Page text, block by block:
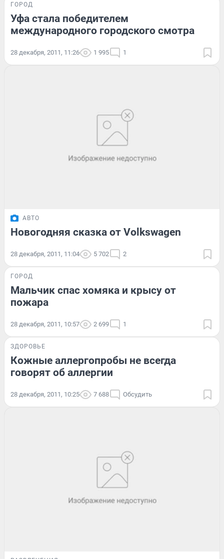
ГОРОД
Уфа стала победителем
международного городского смотра
28 декабря, 2011, 11:26 1 995 1
АВТО
Новогодняя сказка от Volkswagen
28 декабря, 2011, 11:04 5 702 2
ГОРОД
Мальчик спас хомяка и крысу от
пожара
28 декабря, 2011, 10:57 2 699 1
ЗДОРОВЬЕ
Кожные аллергопробы не всегда
говорят об аллергии
28 декабря, 2011, 10:25 7 688 Обсудить